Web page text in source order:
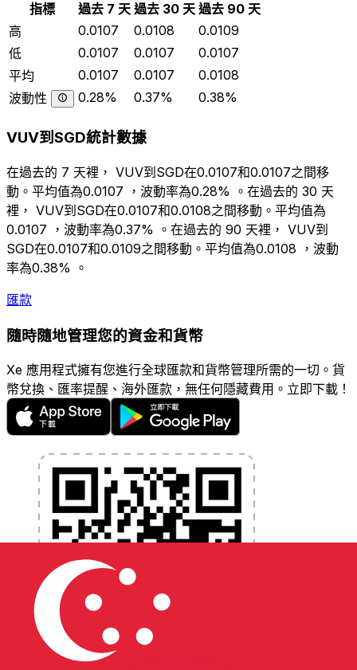
指標 過去 7 天 過去 30 天 過去 90 天
高
0.0107 0.0108
0.0109
低
0.0107 0.0107
0.0107
平均
0.0107 0.0107
0.0108
波動性
0.28% 0.37% 0.38%
VUV到SGD統計數據
在過去的 7 天裡， VUV到SGD在0.0107和0.0107之間移
動。平均值為0.0107 ，波動率為0.28% 。在過去的 30 天
裡， VUV到SGD在0.0107和0.0108之間移動。平均值為
0.0107 ，波動率為0.37% 。在過去的 90 天裡， VUV到
SGD在0.0107和0.0109之間移動。平均值為0.0108 ，波動
率為0.38% 。
匯款
隨時隨地管理您的資金和貨幣
Xe 應用程式擁有您進行全球匯款和貨幣管理所需的一切。貨
幣兌換、匯率提醒、海外匯款，無任何隱藏費用。立即下載！